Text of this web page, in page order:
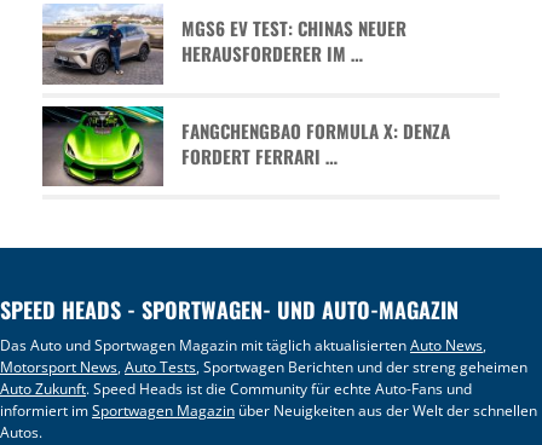
MGS6 EV TEST: CHINAS NEUER
HERAUSFORDERER IM …
FANGCHENGBAO FORMULA X: DENZA
FORDERT FERRARI …
SPEED HEADS - SPORTWAGEN- UND AUTO-MAGAZIN
Das Auto und Sportwagen Magazin mit täglich aktualisiertenAuto News,
Motorsport News,Auto Tests, Sportwagen Berichten und der streng geheimen
Auto Zukunft. Speed Heads ist die Community für echte Auto-Fans und
informiert imSportwagen Magazin über Neuigkeiten aus der Welt der schnellen
Autos.